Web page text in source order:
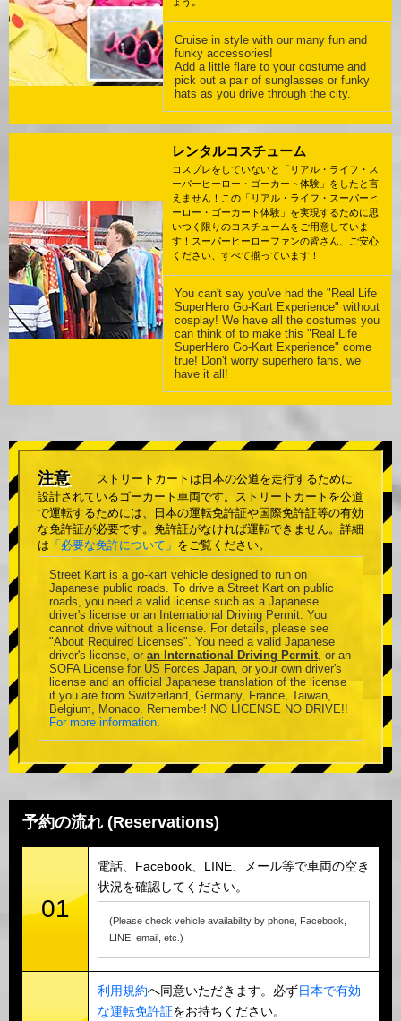
Cruise in style with our many fun and
funky accessories!
Add a little flare to your costume and
pick out a pair of sunglasses or funky
hats as you drive through the city.
レンタルコスチューム
コスプレをしていないと「リアル・ライフ・ス
ーパーヒーロー・ゴーカート体験」をしたと言
えません！この「リアル・ライフ・スーパーヒ
ーロー・ゴーカート体験」を実現するために思
いつく限りのコスチュームをご用意していま
す！スーパーヒーローファンの皆さん、ご安心
ください、すべて揃っています！
You can't say you've had the "Real Life
SuperHero Go-Kart Experience" without
cosplay! We have all the costumes you
can think of to make this "Real Life
SuperHero Go-Kart Experience" come
true! Don't worry superhero fans, we
have it all!
注意
ストリートカートは日本の公道を走行するために
設計されているゴーカート車両です。ストリートカートを公道
で運転するためには、日本の運転免許証や国際免許証等の有効
な免許証が必要です。免許証がなければ運転できません。詳細
は 「必要な免許について」 をご覧ください。
Street Kart is a go-kart vehicle designed to run on
Japanese public roads. To drive a Street Kart on public
roads, you need a valid license such as a Japanese
driver's license or an International Driving Permit. You
cannot drive without a license. For details, please see
"About Required Licenses". You need a valid Japanese
driver's license, or an International Driving Permit, or an
SOFA License for US Forces Japan, or your own driver's
license and an official Japanese translation of the license
if you are from Switzerland, Germany, France, Taiwan,
Belgium, Monaco. Remember! NO LICENSE NO DRIVE!!
For more information.
予約の流れ (Reservations)
01
電話、Facebook、LINE、メール等で車両の空き
状況を確認してください。
(Please check vehicle availability by phone, Facebook,
LINE, email, etc.)
利用規約へ同意いただきます。必ず日本で有効
な運転免許証をお持ちください。